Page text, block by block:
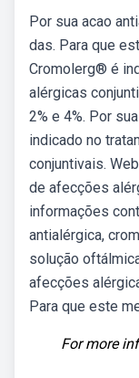
Por sua acao
das. Para que
Cromolerg® é
alérgicas
2% e 4%. Por
indicado no
conjuntivais.
de afecções
informações
antialérgica,
solução
afecções
Para que este
For more